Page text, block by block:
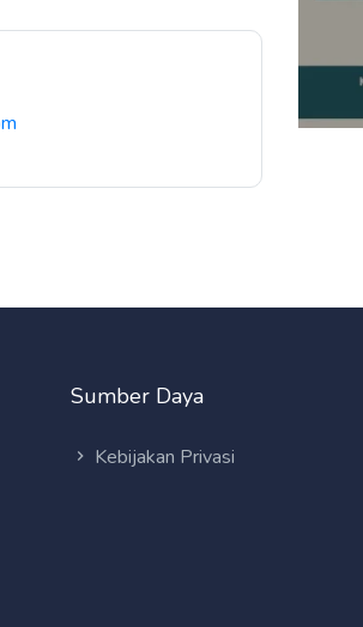
Sumber Daya
Kebijakan Privasi